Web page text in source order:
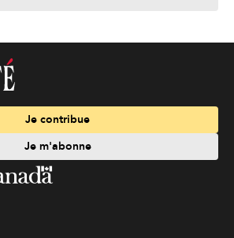
Je contribue
Je m'abonne